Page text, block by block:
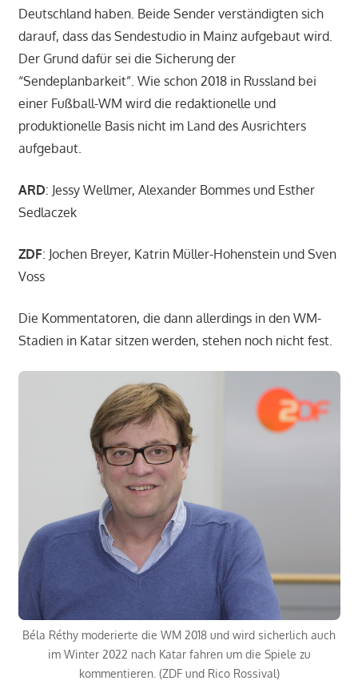
Deutschland haben. Beide Sender verständigten sich
darauf, dass das Sendestudio in Mainz aufgebaut wird.
Der Grund dafür sei die Sicherung der
“Sendeplanbarkeit”. Wie schon 2018 in Russland bei
einer Fußball-WM wird die redaktionelle und
produktionelle Basis nicht im Land des Ausrichters
aufgebaut.
ARD: Jessy Wellmer, Alexander Bommes und Esther
Sedlaczek
ZDF: Jochen Breyer, Katrin Müller-Hohenstein und Sven
Voss
Die Kommentatoren, die dann allerdings in den WM-
Stadien in Katar sitzen werden, stehen noch nicht fest.
Béla Réthy moderierte die WM 2018 und wird sicherlich auch
im Winter 2022 nach Katar fahren um die Spiele zu
kommentieren. (ZDF und Rico Rossival)